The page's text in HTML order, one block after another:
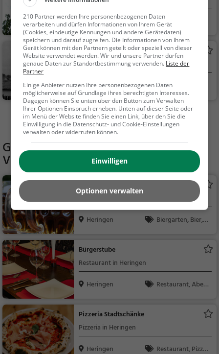
Gerstungen
Familie & Kinder,
Sehenswürdigkeit
Schloss Marksuhl
Adelssitz in Gerstungen
Gerstungen
Familie & Kinder,
Sehenswürdigkeit
Mehr Aktivitäten in Berka/Werra finden
Gaststätten in der Nähe von
Vitzerodaer Kreuz
Alwins Biergarten
Biergarten in Heringen
Heringen
Biergarten, Bier, S
utsch, Mittagessen, R
Bürgerstube
Restaurant in Heringen
Heringen
Restaurant, Aben
Pizzeria Stadtschänke
Pizzeria in Heringen
Heringen
Restaurant, Pizza,
210 Partner werden Ihre personenbezogenen Daten
verarbeiten und dürfen Informationen von Ihrem Gerät
(Cookies, eindeutige Kennungen und andere Gerätedaten)
speichern und darauf zugreifen. Die Informationen von Ihrem
Gerät können mit den Partnern geteilt oder speziell von dieser
Website verwendet werden. Wir und unsere Partner dürfen
genaue Daten zur Standortbestimmung verwenden. Liste der
Partner
Einige Anbieter nutzen Ihre personenbezogenen Daten
möglicherweise auf Grundlage ihres berechtigten Interesses.
Dagegen können Sie unten über den Button zum Verwalten
Ihrer Optionen Einspruch erheben. Unten auf dieser Seite oder
im Menü der Website finden Sie einen Link, über den Sie die
Einwilligung in die Datenschutz- und Cookie-Einstellungen
verwalten oder widerrufen können.
Einwilligen
Optionen verwalten